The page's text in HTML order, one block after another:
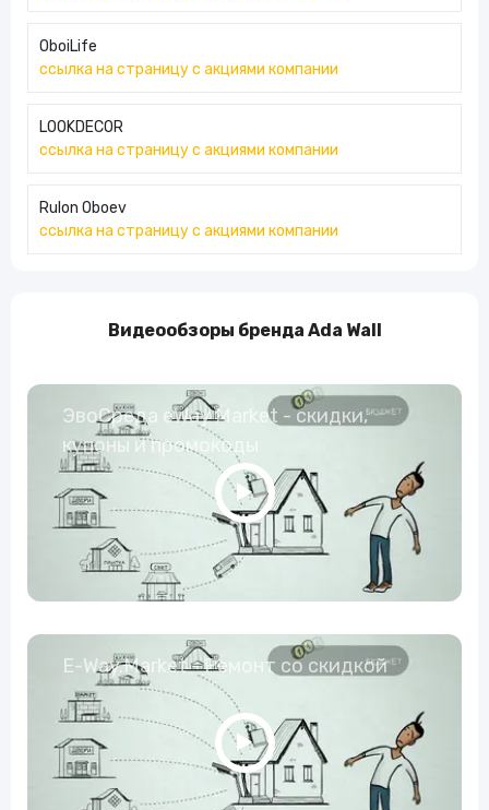
OboiLife
ссылка на страницу с акциями компании
LOOKDECOR
ссылка на страницу с акциями компании
Rulon Oboev
ссылка на страницу с акциями компании
Видеообзоры бренда Ada Wall
ЭвоСреда eWay Market - скидки,
купоны и промокоды
E-Way.Market - Ремонт со скидкой